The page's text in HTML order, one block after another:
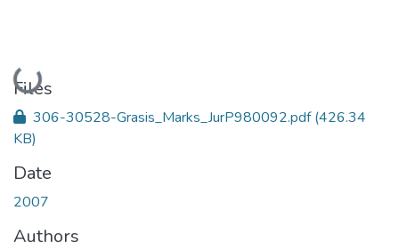
Loading...
Files
306-30528-Grasis_Marks_JurP980092.pdf(426.34
KB)
Date
2007
Authors